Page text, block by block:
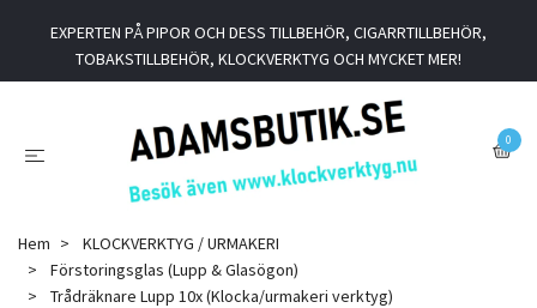
EXPERTEN PÅ PIPOR OCH DESS TILLBEHÖR, CIGARRTILLBEHÖR,
TOBAKSTILLBEHÖR, KLOCKVERKTYG OCH MYCKET MER!
0
Hem
KLOCKVERKTYG / URMAKERI
Förstoringsglas (Lupp & Glasögon)
Trådräknare Lupp 10x (Klocka/urmakeri verktyg)